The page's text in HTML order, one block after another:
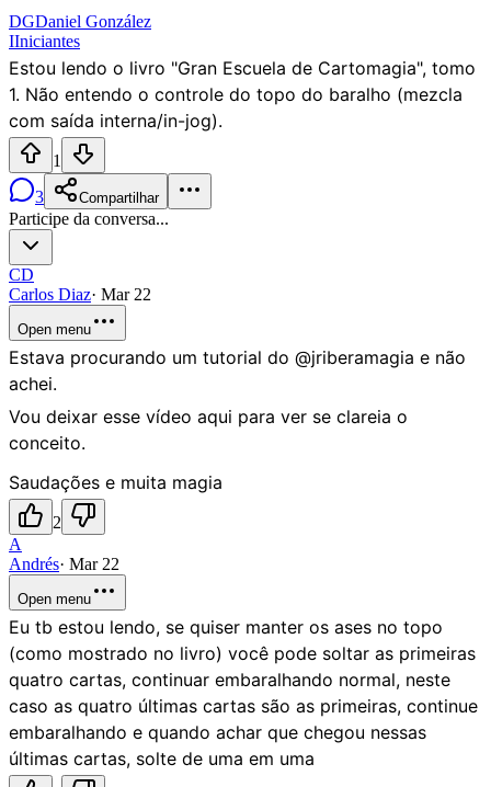
DGDaniel González
IIniciantes
Estou lendo o livro "Gran Escuela de Cartomagia", tomo
1. Não entendo o controle do topo do baralho (mezcla
com saída interna/in-jog).
1
3
Compartilhar
Participe da conversa...
CD
Carlos Diaz· Mar 22
Open menu
Estava procurando um tutorial do @jriberamagia e não
achei.
Vou deixar esse vídeo aqui para ver se clareia o
conceito.
Saudações e muita magia
2
A
Andrés· Mar 22
Open menu
Eu tb estou lendo, se quiser manter os ases no topo
(como mostrado no livro) você pode soltar as primeiras
quatro cartas, continuar embaralhando normal, neste
caso as quatro últimas cartas são as primeiras, continue
embaralhando e quando achar que chegou nessas
últimas cartas, solte de uma em uma